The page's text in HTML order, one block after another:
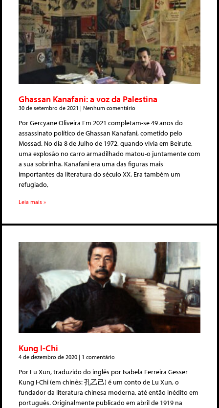
Ghassan Kanafani: a voz da Palestina
30 de setembro de 2021 Nenhum comentário
Por Gercyane Oliveira Em 2021 completam-se 49 anos do
assassinato político de Ghassan Kanafani, cometido pelo
Mossad. No dia 8 de Julho de 1972, quando vivia em Beirute,
uma explosão no carro armadilhado matou-o juntamente com
a sua sobrinha. Kanafani era uma das figuras mais
importantes da literatura do século XX. Era também um
refugiado,
Leia mais »
Kung I-Chi
4 de dezembro de 2020 1 comentário
Por Lu Xun, traduzido do inglês por Isabela Ferreira Gesser
Kung I-Chi (em chinês: 孔乙己) é um conto de Lu Xun, o
fundador da literatura chinesa moderna, até então inédito em
português. Originalmente publicado em abril de 1919 na